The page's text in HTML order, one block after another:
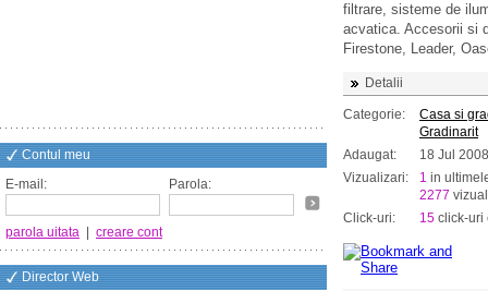
Contul meu
E-mail:
Parola:
parola uitata creare cont
Director Web
filtrare, sisteme de
acvatica. Accesorii si
Firestone, Leader,
Detalii
Categorie:
Casa si
Gradinarit
Adaugat:
18 Jul 2008
Vizualizari:
1 in
2277
Click-uri:
15 click-uri